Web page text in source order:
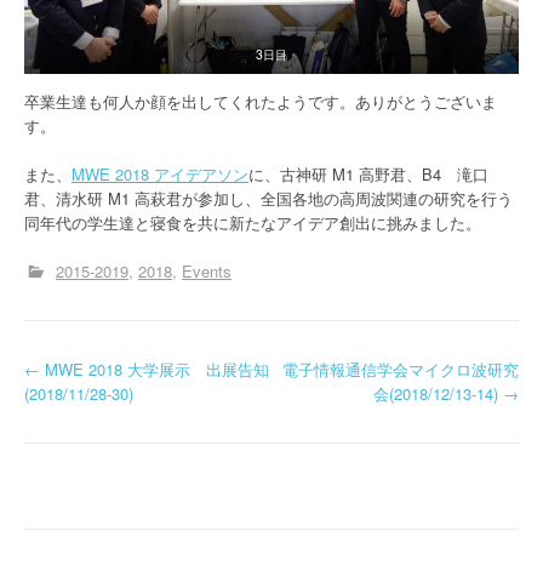
3日目
卒業生達も何人か顔を出してくれたようです。ありがとうございま
す。
また、 MWE 2018 アイデアソンに、古神研 M1 高野君、B4 滝口
君、清水研 M1 高萩君が参加し、全国各地の高周波関連の研究を行う
同年代の学生達と寝食を共に新たなアイデア創出に挑みました。
2015-2019 2018 Events
投
← MWE 2018 大学展示 出展告知
(2018/11/28-30)
電子情報通信学会マイクロ波研究
会(2018/12/13-14) →